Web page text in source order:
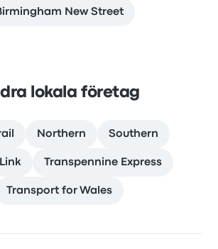
New Street
lokala företag
Northern Southern
Transpennine Express
Transport for Wales